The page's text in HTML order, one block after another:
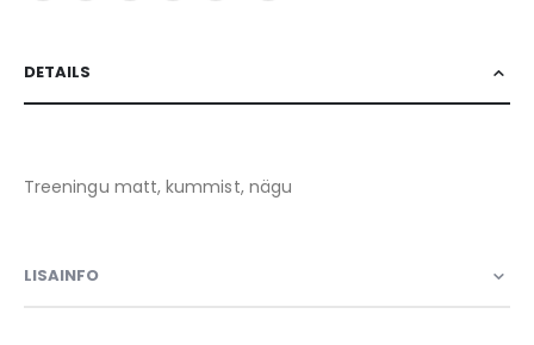
DETAILS
Treeningu matt, kummist, nägu
LISAINFO